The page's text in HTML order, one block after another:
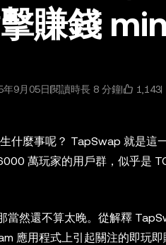
賺錢
9月05日 閱讀時長 8 分鐘 1,143
什麼事呢？ TapSwap 就是這
萬玩家的用戶群，似乎是
然還不算太晚。從解釋
應用程式上引起關注的即玩即